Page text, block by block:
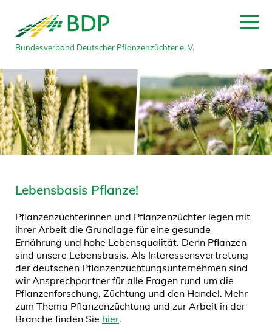
Bundesverband Deutscher Pflanzenzüchter e. V.
Lebensbasis Pflanze!
Pflanzenzüchterinnen und Pflanzenzüchter legen mit
ihrer Arbeit die Grundlage für eine gesunde
Ernährung und hohe Lebensqualität. Denn Pflanzen
sind unsere Lebensbasis. Als Interessensvertretung
der deutschen Pflanzenzüchtungsunternehmen sind
wir Ansprechpartner für alle Fragen rund um die
Pflanzenforschung, Züchtung und den Handel. Mehr
zum Thema Pflanzenzüchtung und zur Arbeit in der
Branche finden Sie hier.